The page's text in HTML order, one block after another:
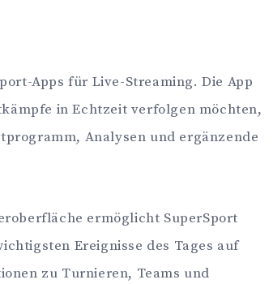
Apps für Live-Streaming. Die App
in Echtzeit verfolgen möchten,
Analysen und ergänzende
ermöglicht SuperSport
Ereignisse des Tages auf
zu Turnieren, Teams und